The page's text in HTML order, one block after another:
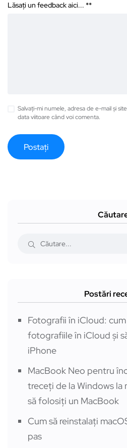
Lăsați un feedback aici... **
Salvați-mi numele, adresa de e-mail și
data viitoare când voi comenta.
Postări
Fotografii în iCloud:
fotografiile în iCloud și
iPhone
MacBook Neo pentru
treceți de la Windows la
să folosiți un MacBook
Cum să reinstalați
pas